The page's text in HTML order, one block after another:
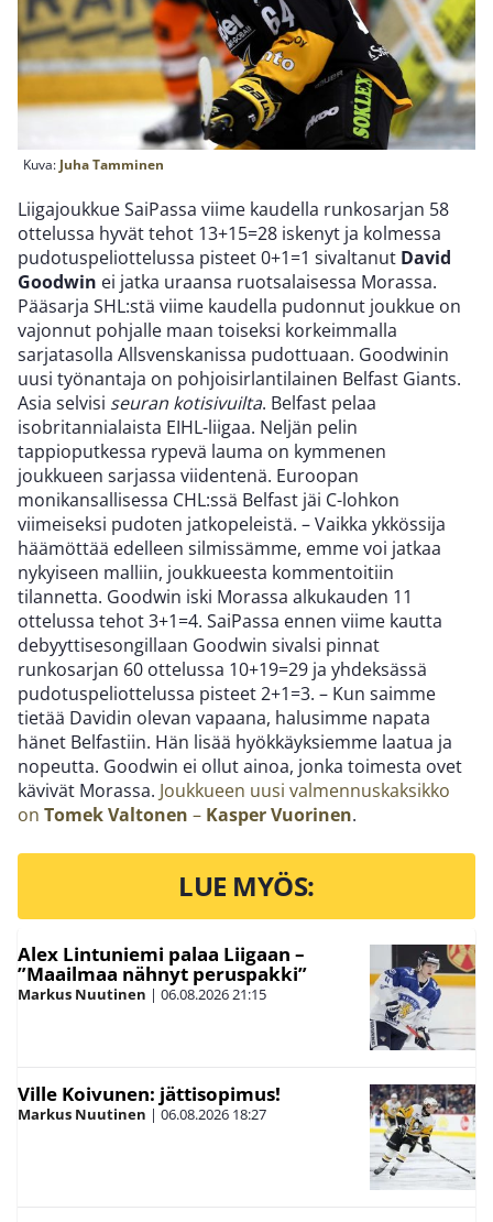
Kuva: Juha Tamminen
Liigajoukkue SaiPassa viime kaudella runkosarjan 58
ottelussa hyvät tehot 13+15=28 iskenyt ja kolmessa
pudotuspeliottelussa pisteet 0+1=1 sivaltanut David
Goodwin ei jatka uraansa ruotsalaisessa Morassa.
Pääsarja SHL:stä viime kaudella pudonnut joukkue on
vajonnut pohjalle maan toiseksi korkeimmalla
sarjatasolla Allsvenskanissa pudottuaan. Goodwinin
uusi työnantaja on pohjoisirlantilainen Belfast Giants.
Asia selvisi seuran kotisivuilta. Belfast pelaa
isobritannialaista EIHL-liigaa. Neljän pelin
tappioputkessa rypevä lauma on kymmenen
joukkueen sarjassa viidentenä. Euroopan
monikansallisessa CHL:ssä Belfast jäi C-lohkon
viimeiseksi pudoten jatkopeleistä. – Vaikka ykkössija
häämöttää edelleen silmissämme, emme voi jatkaa
nykyiseen malliin, joukkueesta kommentoitiin
tilannetta. Goodwin iski Morassa alkukauden 11
ottelussa tehot 3+1=4. SaiPassa ennen viime kautta
debyyttisesongillaan Goodwin sivalsi pinnat
runkosarjan 60 ottelussa 10+19=29 ja yhdeksässä
pudotuspeliottelussa pisteet 2+1=3. – Kun saimme
tietää Davidin olevan vapaana, halusimme napata
hänet Belfastiin. Hän lisää hyökkäyksiemme laatua ja
nopeutta. Goodwin ei ollut ainoa, jonka toimesta ovet
kävivät Morassa. Joukkueen uusi valmennuskaksikko
on Tomek Valtonen – Kasper Vuorinen.
LUE MYÖS:
Alex Lintuniemi palaa Liigaan –
”Maailmaa nähnyt peruspakki”
Markus Nuutinen | 06.08.202621:15
Ville Koivunen: jättisopimus!
Markus Nuutinen | 06.08.2026 18:27